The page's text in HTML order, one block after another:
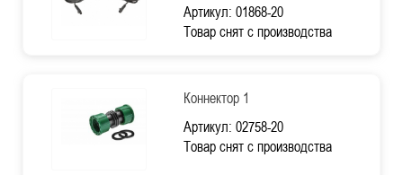
Артикул: 01868-20
Товар снят с производства
Коннектор 1
Артикул: 02758-20
Товар снят с производства